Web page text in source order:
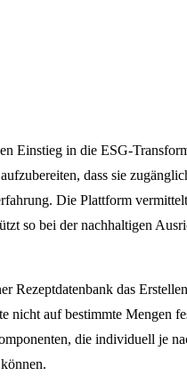
Einstieg in die ESG-
dass sie
Die Plattform
so bei der nachhaltigen
Rezeptdatenbank das
nicht auf bestimmte Mengen
die individuell je